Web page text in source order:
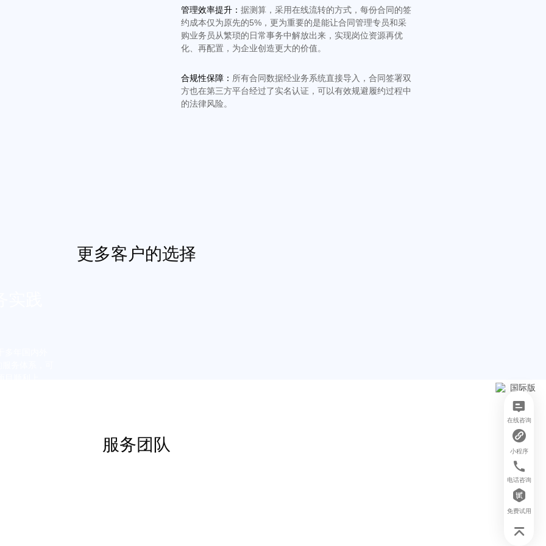
管理效率提升：据测算，采用在线流转的方式，每份合同的签
约成本仅为原先的5%，更为重要的是能让合同管理专员和采
购业务员从繁琐的日常事务中解放出来，实现岗位资源再优
化、再配置，为企业创造更大的价值。
合规性保障： 所有合同数据经业务系统直接导入，合同签署双
方也在第三方平台经过了实名认证，可以有效规避履约过程中
的法律风险。
更多客户的选择
服务团队
在线咨询
小程序
电话咨询
免费试用